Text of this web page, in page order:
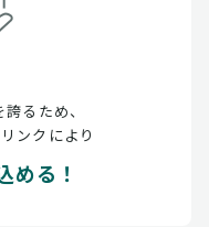
るため、
ンクにより
める！